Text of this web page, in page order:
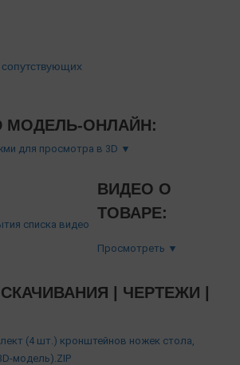
МОДЕЛЬ-ОНЛАЙН:
для просмотра в 3D ▼
ВИДЕО О
ТОВАРЕ:
Просмотреть ▼
| ЧЕРТЕЖИ |
(4 шт.) кронштейнов ножек стола,
модель).ZIP